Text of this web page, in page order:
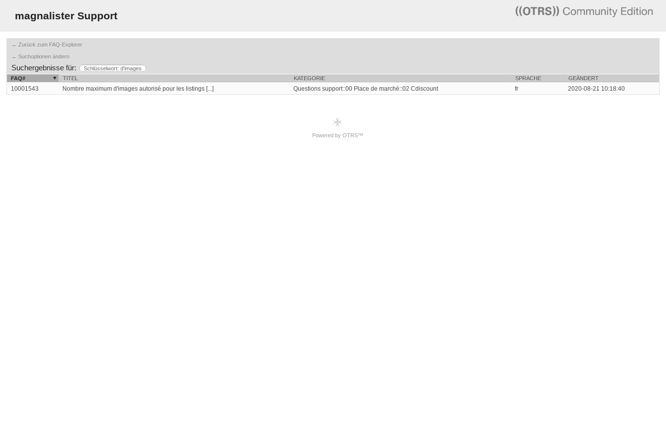
magnalister Support
← Zurück zum FAQ-Explorer
← Suchoptionen ändern
Suchergebnisse für:
Schlüsselwort: d'images
FAQ#
TITEL KATEGORIE SPRACHE GEÄNDERT
10001543 Nombre maximum d'images autorisé pour les listings [...] Questions support::00 Place de marché::02 Cdiscount fr 2020-08-21 10:18:40
Powered by OTRS™